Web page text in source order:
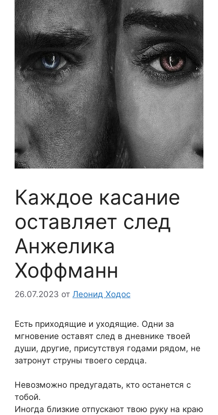
Каждое касание
оставляет след
Анжелика
Хоффманн
26.07.2023 от Леонид Ходос
Есть приходящие и уходящие. Одни за
мгновение оставят след в дневнике твоей
души, другие, присутствуя годами рядом, не
затронут струны твоего сердца.
Невозможно предугадать, кто останется с
тобой.
Иногда близкие отпускают твою руку на краю